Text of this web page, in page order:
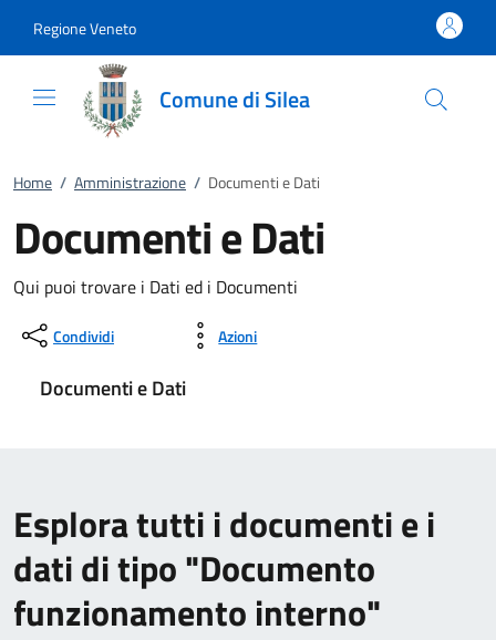
Regione Veneto
Comune di Silea
Home / Amministrazione / Documenti e Dati
Documenti e Dati
Qui puoi trovare i Dati ed i Documenti
Condividi Azioni
Documenti e Dati
Esplora tutti i documenti e i
dati di tipo "Documento
funzionamento interno"